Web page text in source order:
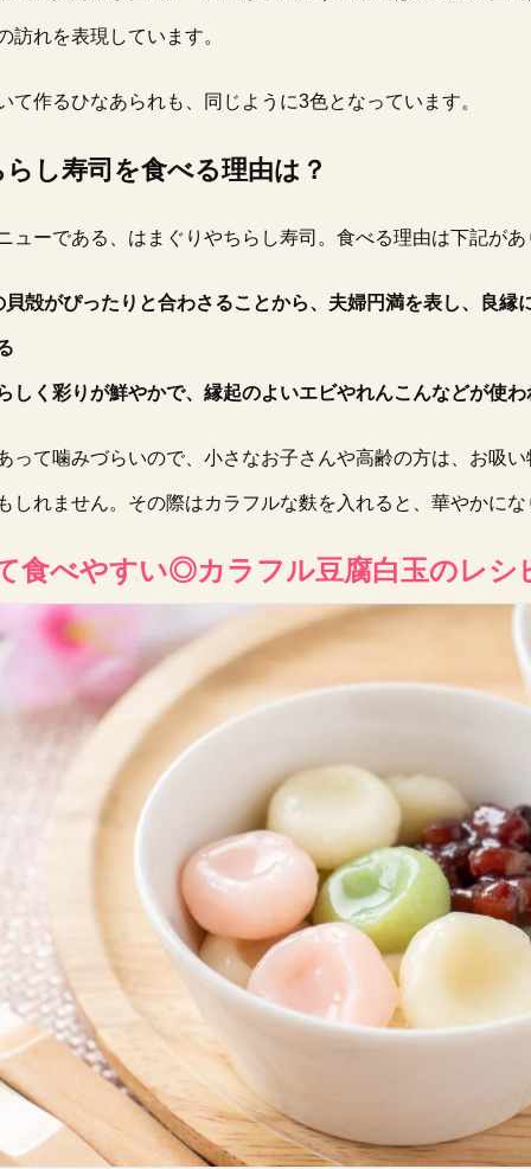
訪れを表現しています。
て作るひなあられも、同じように3色となっています。
し寿司を食べる理由は？
ューである、はまぐりやちらし寿司。食べる理由は下記があ
殻がぴったりと合わさることから、夫婦円満を表し、良縁
しく彩りが鮮やかで、縁起のよいエビやれんこんなどが使わ
って噛みづらいので、小さなお子さんや高齢の方は、お吸
しれません。その際はカラフルな麩を入れると、華やかに
食べやすい◎カラフル豆腐白玉のレシ